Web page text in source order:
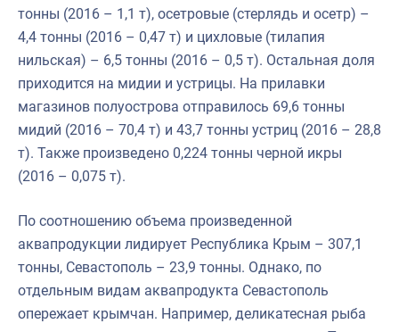
тонны (2016 – 1,1 т), осетровые (стерлядь и осетр) –
4,4 тонны (2016 – 0,47 т) и цихловые (тилапия
нильская) – 6,5 тонны (2016 – 0,5 т). Остальная доля
приходится на мидии и устрицы. На прилавки
магазинов полуострова отправилось 69,6 тонны
мидий (2016 – 70,4 т) и 43,7 тонны устриц (2016 – 28,8
т). Также произведено 0,224 тонны черной икры
(2016 – 0,075 т).
По соотношению объема произведенной
аквапродукции лидирует Республика Крым – 307,1
тонны, Севастополь – 23,9 тонны. Однако, по
отдельным видам аквапродукта Севастополь
опережает крымчан. Например, деликатесная рыба